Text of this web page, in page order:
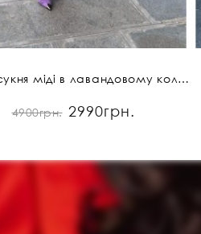
Легка сукня міді в лавандовому кольорі
4900грн. 2990грн.